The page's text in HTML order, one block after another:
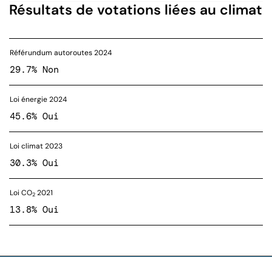
Résultats de votations liées au climat
Référundum autoroutes 2024
29.7% Non
Loi énergie 2024
45.6% Oui
Loi climat 2023
30.3% Oui
Loi CO2 2021
13.8% Oui